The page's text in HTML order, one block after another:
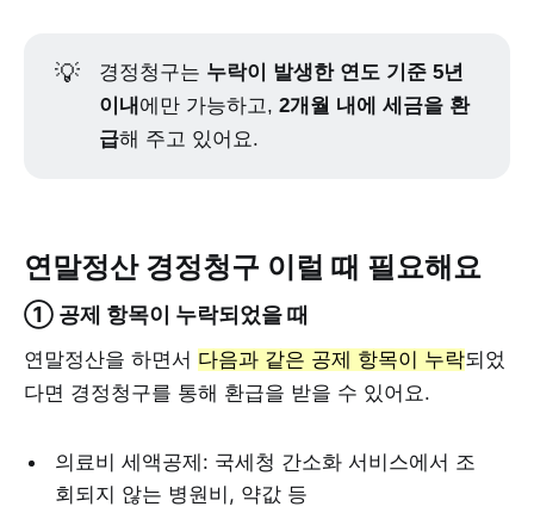
💡 경정청구는 누락이 발생한 연도 기준 5년
이내 에만 가능하고,2개월 내에 세금을 환
급해 주고 있어요.
연말정산 경정청구 이럴 때 필요해요
① 공제 항목이 누락되었을 때
연말정산을 하면서 다음과 같은 공제 항목이 누락되었
다면 경정청구를 통해 환급을 받을 수 있어요.
의료비 세액공제: 국세청 간소화 서비스에서 조
회되지 않는 병원비, 약값 등